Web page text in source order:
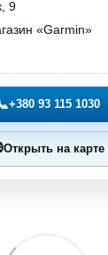
9
«Garmin»
+380 93 115 1030
Открыть на карте